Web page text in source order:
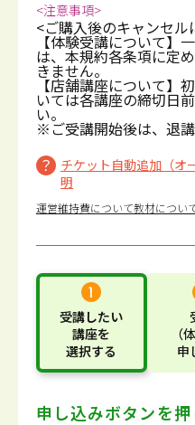
<注意事項>
<ご購入後のキャンセル
【体験受講について】
は、本規約各条項に定
きません。
【店舗講座について】
いては各講座の締切日
い。
※ご受講開始後は、退講
チケット自動追加（オ
明
運営維持費について教材につい
受講したい
講座を
選択する
（
申
申し込みボタンを押